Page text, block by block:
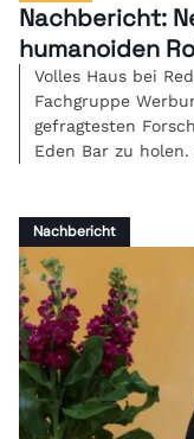
Nachbericht:
humanoiden
Volles Haus bei
Fachgruppe
gefragtesten
Eden Bar zu
Genatowski und
Nachbericht